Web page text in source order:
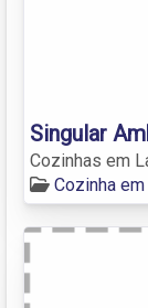
Singular
Cozinhas em
Cozinha